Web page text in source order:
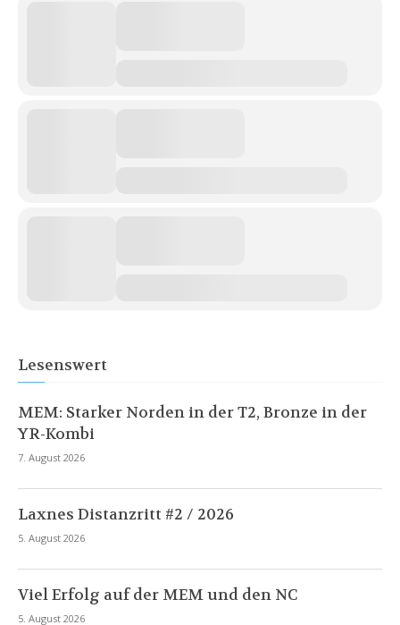
Lesenswert
MEM: Starker Norden in der T2, Bronze in der
YR-Kombi
7. August 2026
Laxnes Distanzritt #2 / 2026
5. August 2026
Viel Erfolg auf der MEM und den NC
5. August 2026